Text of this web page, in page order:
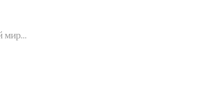
мир...